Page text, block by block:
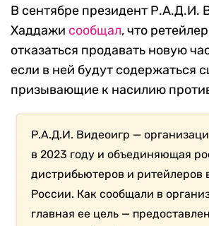
В сентябре президент Р.А.Д.И.
Хаддажи сообщал, что
отказаться продавать новую
если в ней будут содержаться
призывающие к насилию
Р.А.Д.И. Видеоигр —
в 2023 году и объединяющая
дистрибьютеров и ритейлеров
России. Как сообщали в
главная ее цель —